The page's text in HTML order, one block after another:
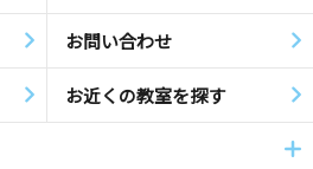
お問い合わせ
お近くの教室を探す